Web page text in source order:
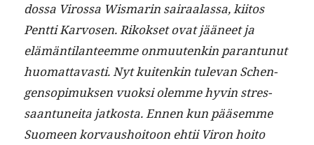
dos­sa Virossa Wis­marin sairaalas­sa, kiitos
Pent­ti Kar­vosen. Rikok­set ovat jääneet ja
elämän­ti­lanteemme onmuutenkin paran­tunut
huo­mat­tavasti. Nyt kuitenkin tule­van Schen­
gen­sopimuk­sen vuok­si olemme hyvin stres­
saan­tunei­ta jatkos­ta. Ennen kun pääsemme
Suomeen kor­vaushoitoon ehtii Viron hoito